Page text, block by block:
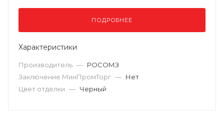
ПОДРОБНЕЕ
Характеристики
Производитель — РОСОМЗ
Заключение МинПромТорг — Нет
Цвет отделки — Черный